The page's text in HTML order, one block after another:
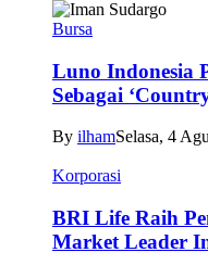
Bursa
Luno Indonesia
Sebagai
By ilhamSelasa, 4
Korporasi
BRI Life Raih
Market Leader